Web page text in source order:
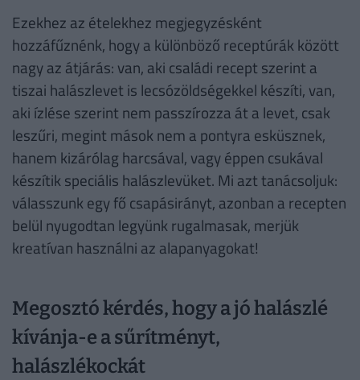
Ezekhez az ételekhez megjegyzésként
hozzáfűznénk, hogy a különböző receptúrák között
nagy az átjárás: van, aki családi recept szerint a
tiszai halászlevet is lecsózöldségekkel készíti, van,
aki ízlése szerint nem passzírozza át a levet, csak
leszűri, megint mások nem a pontyra esküsznek,
hanem kizárólag harcsával, vagy éppen csukával
készítik speciális halászlevüket. Mi azt tanácsoljuk:
válasszunk egy fő csapásirányt, azonban a recepten
belül nyugodtan legyünk rugalmasak, merjük
kreatívan használni az alapanyagokat!
Megosztó kérdés, hogy a jó halászlé
kívánja-e a sűrítményt,
halászlékockát